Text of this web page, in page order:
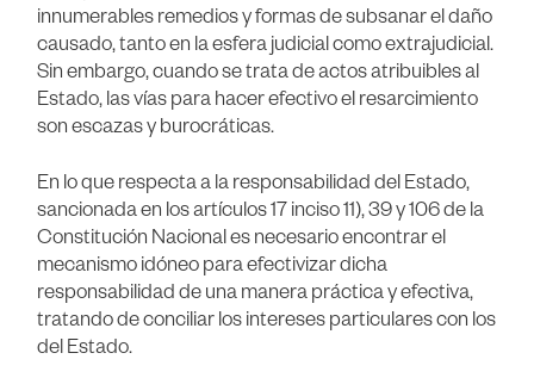
innumerables remedios y formas de subsanar el daño
causado, tanto en la esfera judicial como extrajudicial.
Sin embargo, cuando se trata de actos atribuibles al
Estado, las vías para hacer efectivo el resarcimiento
son escazas y burocráticas.
En lo que respecta a la responsabilidad del Estado,
sancionada en los artículos 17 inciso 11), 39 y 106 de la
Constitución Nacional es necesario encontrar el
mecanismo idóneo para efectivizar dicha
responsabilidad de una manera práctica y efectiva,
tratando de conciliar los intereses particulares con los
del Estado.